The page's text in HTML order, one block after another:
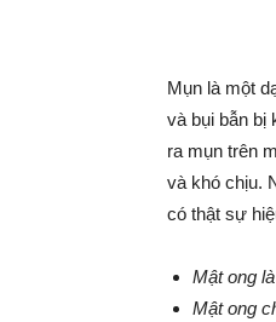
Mụn là một
và bụi bẫn bị
ra mụn trên
và khó chịu.
có thật sự
Mật ong
Mật ong